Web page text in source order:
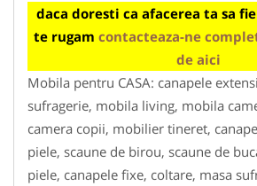
daca doresti ca afacerea ta sa
te rugam contacteaza-ne
de aici
Mobila pentru CASA: canapele
sufragerie, mobila living, mobila
camera copii, mobilier tineret,
piele, scaune de birou, scaune de
piele, canapele fixe, coltare, masa